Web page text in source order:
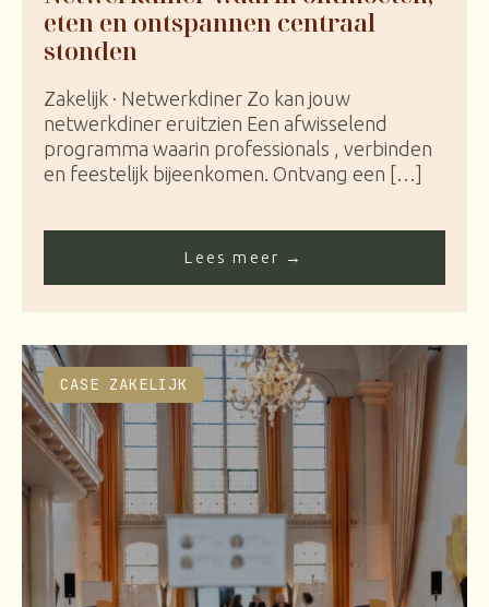
eten en ontspannen centraal
stonden
Zakelijk · Netwerkdiner Zo kan jouw
netwerkdiner eruitzien Een afwisselend
programma waarin professionals , verbinden
en feestelijk bijeenkomen. Ontvang een […]
Lees meer →
CASE ZAKELIJK